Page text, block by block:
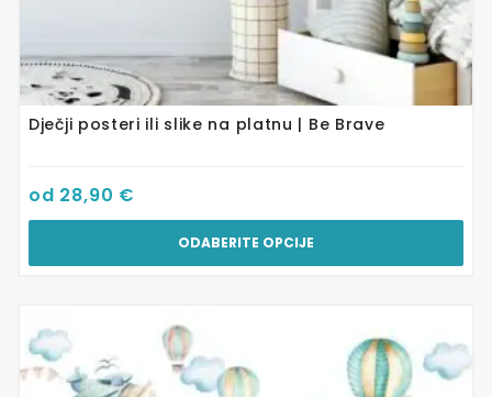
Dječji posteri ili slike na platnu | Be Brave
od 28,90 €
ODABERITE OPCIJE
Ovaj
proizvod
ima